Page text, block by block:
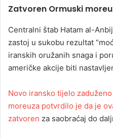
Zatvoren Ormuski
Centralni štab Hatam al-
zastoj u sukobu rezultat
iranskih oružanih snaga i
američke akcije biti
Novo iransko tijelo
moreuza potvrdilo je da je
zatvoren za saobraćaj do